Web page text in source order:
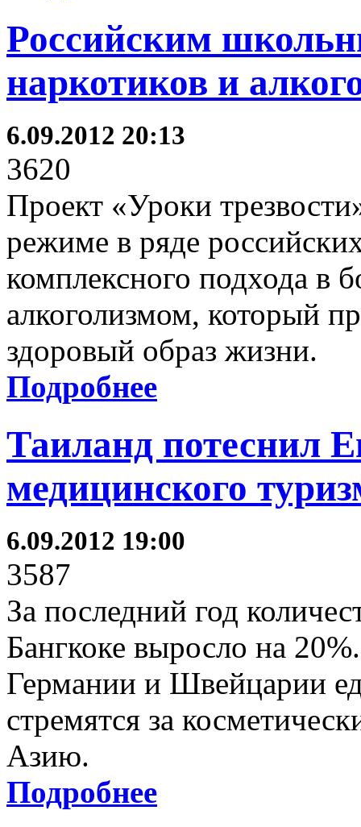
Российским
наркотиков и
6.09.2012 20:13
3620
Проект «Уроки
режиме в ряде
комплексного подхода в
алкоголизмом, который
здоровый образ жизни.
Подробнее
Таиланд потеснил
медицинского
6.09.2012 19:00
3587
За последний год
Бангкоке выросло на
Германии и Швейцарии
стремятся за
Азию.
Подробнее